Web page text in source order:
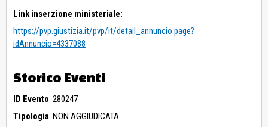
Link inserzione ministeriale:
https://pvp.giustizia.it/pvp/it/detail_annuncio.page?
idAnnuncio=4337088
Storico Eventi
ID Evento 280247
Tipologia NON AGGIUDICATA